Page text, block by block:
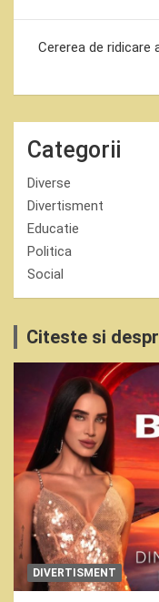
articole
Cererea de ridicare
Categorii
Diverse
Divertisment
Educatie
Politica
Social
Citeste si
DIVERTISMENT